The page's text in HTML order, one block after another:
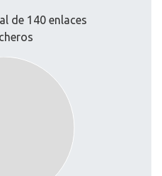
de 140 enlaces